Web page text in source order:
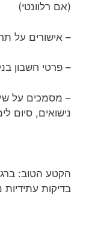
(אם רלוונטי)
– אישורים על
– פרטי חשבון
– מסמכים על
נישואים, סיום
הקטע הטוב:
בדיקות